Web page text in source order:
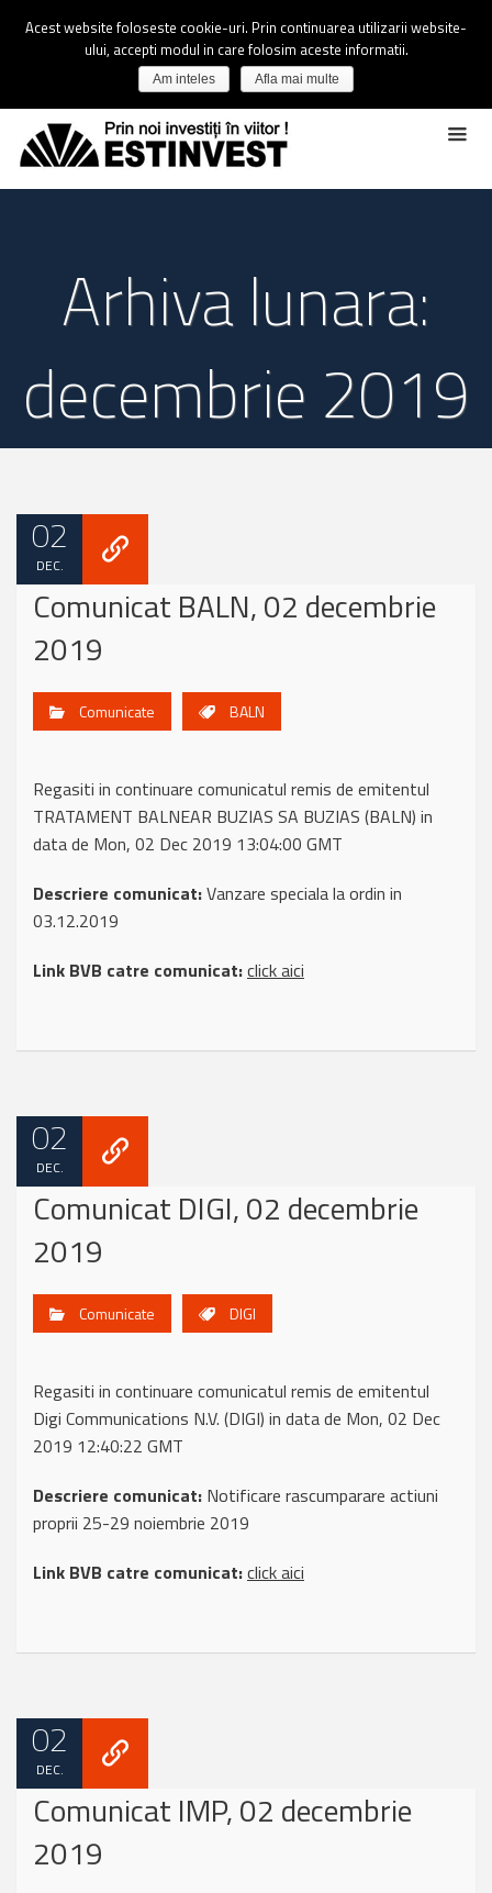
Arhiva lunara:
decembrie 2019
02
DEC.
Comunicat BALN, 02 decembrie
2019
Comunicate BALN
Regasiti in continuare comunicatul remis de emitentul
TRATAMENT BALNEAR BUZIAS SA BUZIAS (BALN) in
data de Mon, 02 Dec 2019 13:04:00 GMT
Descriere comunicat:Vanzare speciala la ordin in
03.12.2019
Link BVB catre comunicat:click aici
02
DEC.
Comunicat DIGI, 02 decembrie
2019
Comunicate DIGI
Regasiti in continuare comunicatul remis de emitentul
Digi Communications N.V. (DIGI) in data de Mon, 02 Dec
2019 12:40:22 GMT
Descriere comunicat: Notificare rascumparare actiuni
proprii 25-29 noiembrie 2019
Link BVB catre comunicat:click aici
02
DEC.
Comunicat IMP, 02 decembrie
2019
Acest website foloseste cookie-uri. Prin continuarea utilizarii website-
ului, accepti modul in care folosim aceste informatii.
Am inteles Afla mai multe